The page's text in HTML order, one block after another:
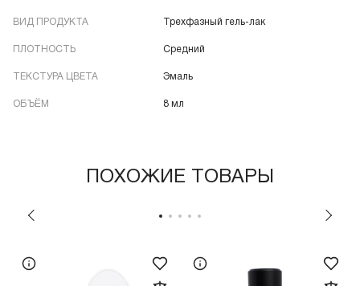
ВИД ПРОДУКТА Трехфазный гель-лак
ПЛОТНОСТЬ Средний
ТЕКСТУРА ЦВЕТА Эмаль
ОБЪЁМ 8 мл
ПОХОЖИЕ ТОВАРЫ